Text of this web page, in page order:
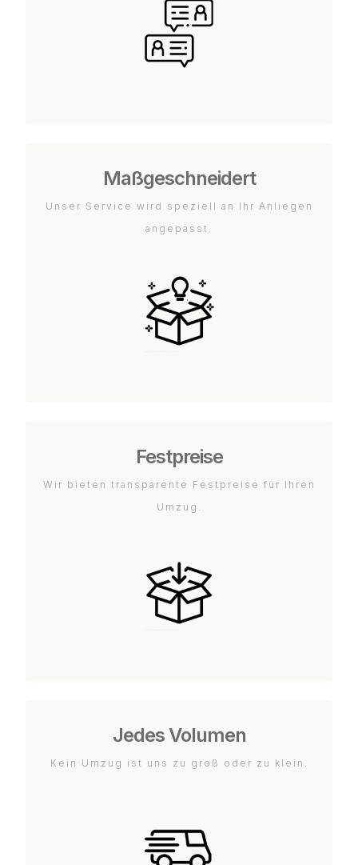
Maßgeschneidert
Unser Service wird speziell an Ihr Anliegen
angepasst.
Festpreise
Wir bieten transparente Festpreise für Ihren
Umzug.
Jedes Volumen
Kein Umzug ist uns zu groß oder zu klein.